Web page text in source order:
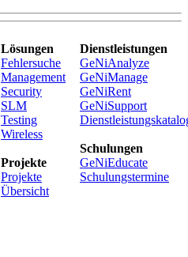
Lösungen
Fehlersuche
Management
Security
SLM
Testing
Wireless
Projekte
Projekte
Übersicht
Dienstleistungen
GeNiAnalyze
GeNiManage
GeNiRent
GeNiSupport
Schulungen
GeNiEducate
Schulungstermine